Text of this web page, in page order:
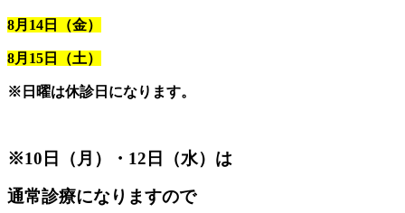
8月14日（金）
8月15日（土）
※日曜は休診日になります。
※10日（月）・12日（水）は
通常診療になりますので